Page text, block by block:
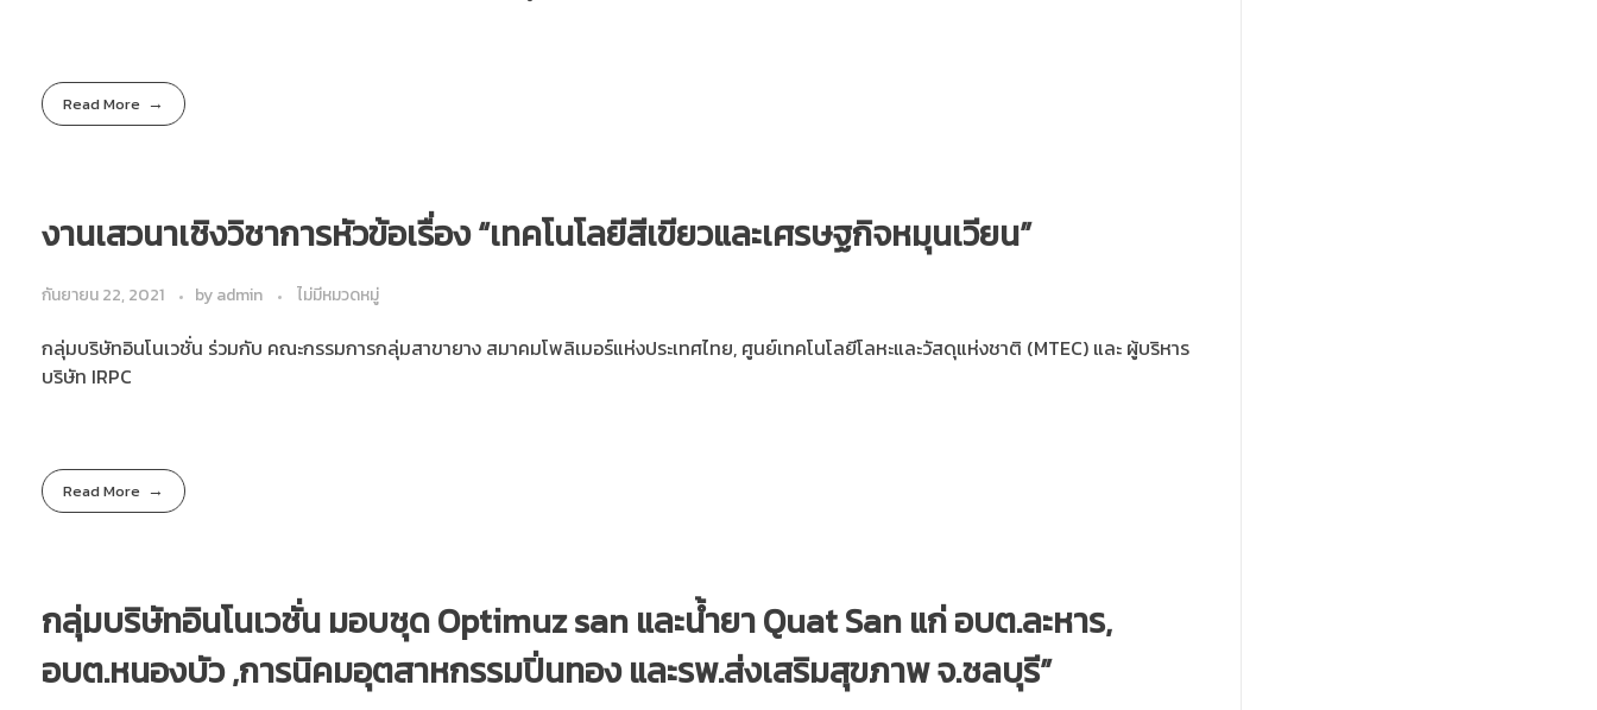
Read More
งานเสวนาเชิงวิชาการหัวข้อเรื่อง “เทคโนโลยีสีเขียวและเศรษฐกิจหมุนเวียน”
กันยายน 22, 2021 byadmin ไม่มีหมวดหมู่
กลุ่มบริษัทอินโนเวชั่น ร่วมกับ คณะกรรมการกลุ่มสาขายาง สมาคมโพลิเมอร์แห่งประเทศไทย, ศูนย์เทคโนโลยีโลหะและวัสดุแห่งชาติ (MTEC) และ ผู้บริหาร
บริษัท IRPC
Read More
กลุ่มบริษัทอินโนเวชั่น มอบชุด Optimuz san และน้ำยา Quat San แก่ อบต.ละหาร,
อบต.หนองบัว ,การนิคมอุตสาหกรรมปิ่นทอง และรพ.ส่งเสริมสุขภาพ จ.ชลบุรี”